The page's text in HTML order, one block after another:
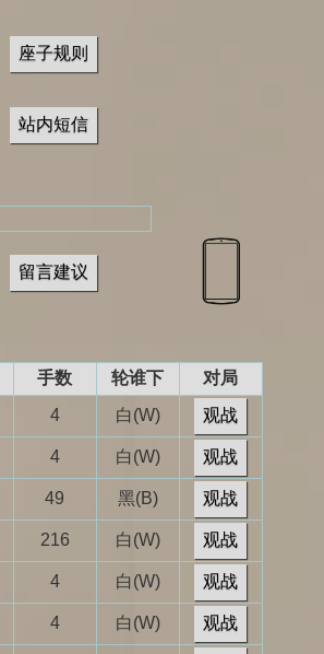
座子规则
站内短信
留言建议
手数 轮谁下
对局
4 白(W) 观战
4 白(W) 观战
49 黑(B) 观战
216 白(W) 观战
4 白(W) 观战
4 白(W) 观战